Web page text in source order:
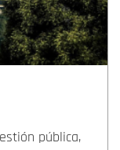
pública,